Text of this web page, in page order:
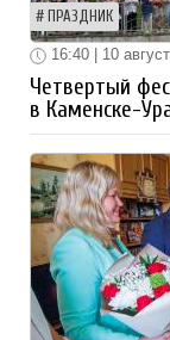
ПРАЗДНИК
16:40 | 10
Четвертый
в Каменске-